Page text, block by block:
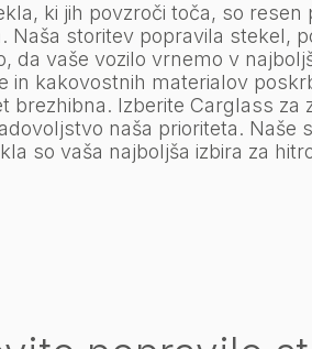
ki jih povzroči toča, so resen
Naša storitev popravila stekel,
da vaše vozilo vrnemo v
in kakovostnih materialov
brezhibna. Izberite Carglass za
naša prioriteta. Naše
so vaša najboljša izbira za